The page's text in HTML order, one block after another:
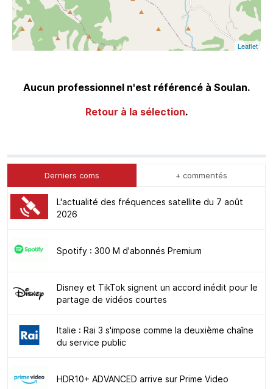
Leaflet
Aucun professionnel n'est référencé à Soulan.
Retour à la sélection.
Derniers coms + commentés
L'actualité des fréquences satellite du 7 août
2026
Spotify : 300 M d'abonnés Premium
Disney et TikTok signent un accord inédit pour le
partage de vidéos courtes
Italie : Rai 3 s'impose comme la deuxième chaîne
du service public
HDR10+ ADVANCED arrive sur Prime Video